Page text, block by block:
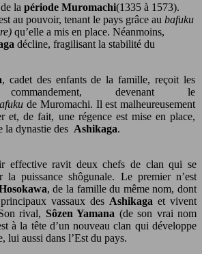
la période Muromachi(1335 à 1573).
au pouvoir, tenant le pays grâce au bafuku
qu’elle a mis en place. Néanmoins,
décline, fragilisant la stabilité du
, cadet des enfants de la famille, reçoit les
devenant le
de Muromachi. Il est malheureusement
et, de fait, une régence est mise en place,
la dynastie des Ashikaga.
effective ravit deux chefs de clan qui se
la puissance shôgunale. Le premier n’est
, de la famille du même nom, dont
vassaux des Ashikaga et vivent
rival, Sôzen Yamana (de son vrai nom
à la tête d’un nouveau clan qui développe
lui aussi dans l’Est du pays.